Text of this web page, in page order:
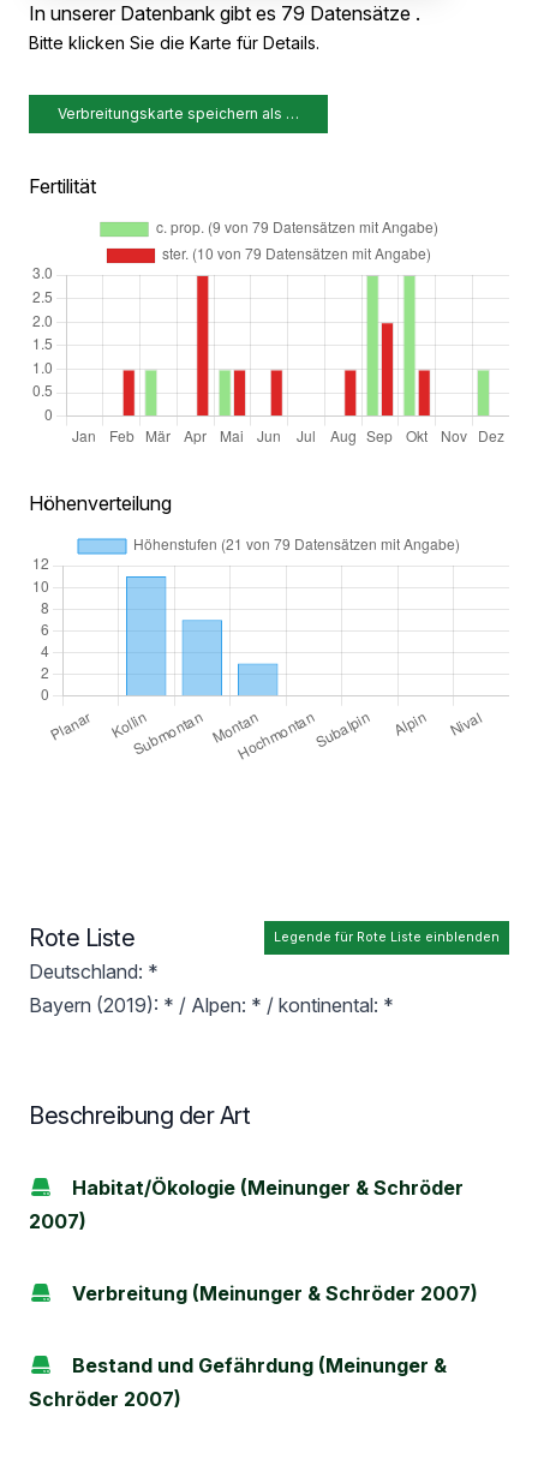
In unserer Datenbank gibt es 79 Datensätze .
Bitte klicken Sie die Karte für Details.
Verbreitungskarte speichern als …
Fertilität
Höhenverteilung
Legende für Rote Liste einblenden
Rote Liste
Deutschland: *
Bayern (2019): * / Alpen: * / kontinental: *
Beschreibung der Art
Habitat/Ökologie (Meinunger & Schröder
2007)
Verbreitung (Meinunger & Schröder 2007)
Bestand und Gefährdung (Meinunger &
Schröder 2007)